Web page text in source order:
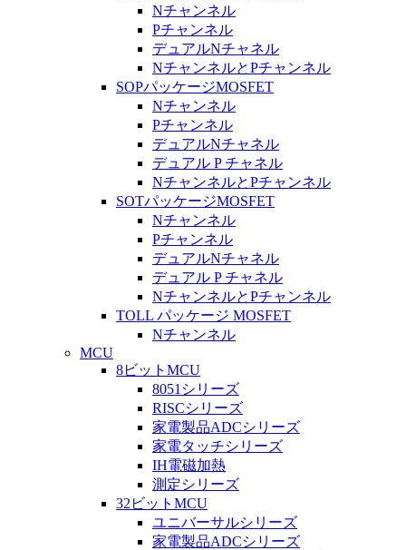
Nチャンネル
Pチャンネル
デュアルNチャネル
NチャンネルとPチャンネル
SOPパッケージMOSFET
Nチャンネル
Pチャンネル
デュアルNチャネル
デュアル P チャネル
NチャンネルとPチャンネル
SOTパッケージMOSFET
Nチャンネル
Pチャンネル
デュアルNチャネル
デュアル P チャネル
NチャンネルとPチャンネル
TOLL パッケージ MOSFET
Nチャンネル
MCU
8ビットMCU
8051シリーズ
RISCシリーズ
家電製品ADCシリーズ
家電タッチシリーズ
IH電磁加熱
測定シリーズ
32ビットMCU
ユニバーサルシリーズ
家電製品ADCシリーズ